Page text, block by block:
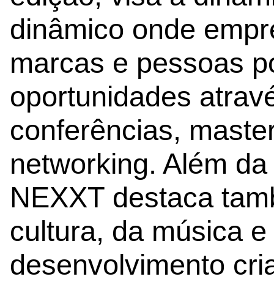
dinâmico onde
marcas e pessoas
oportunidades
conferências,
networking. Além
NEXXT destaca
cultura, da música
desenvolvimento